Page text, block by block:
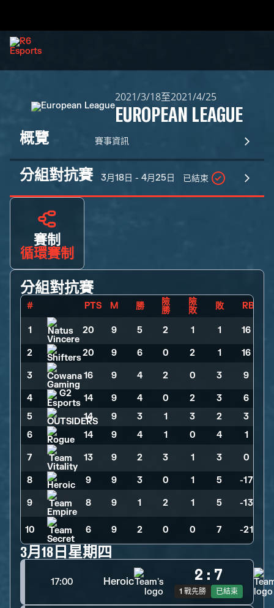
2021/3/18至2021/4/25
EUROPEAN LEAGUE
概覽 賽事資訊
分組對抗賽 3月18日 - 4月25日 已結束
賽制
循環賽制
分組對抗賽
# PTS M 勝
險
勝
險
敗
敗 RB
1 20 9 5 2 1 1 16
2 20 9 6 0 2 1 16
3 16 9 4 2 0 3 9
4 14 9 4 0 2 3
6
5
14 9 3 1 3 2
3
6
14 9 4 1 0 4 1
7 13 9 2 3 1 3 0
8 9 9 3 0 1 5 -17
9 8 9 1 2 1 5 -13
10 6 9 2 0 0 7 -21
3月18日星期四
17:00 Heroic 2 : 7
1 戰先勝 已結束